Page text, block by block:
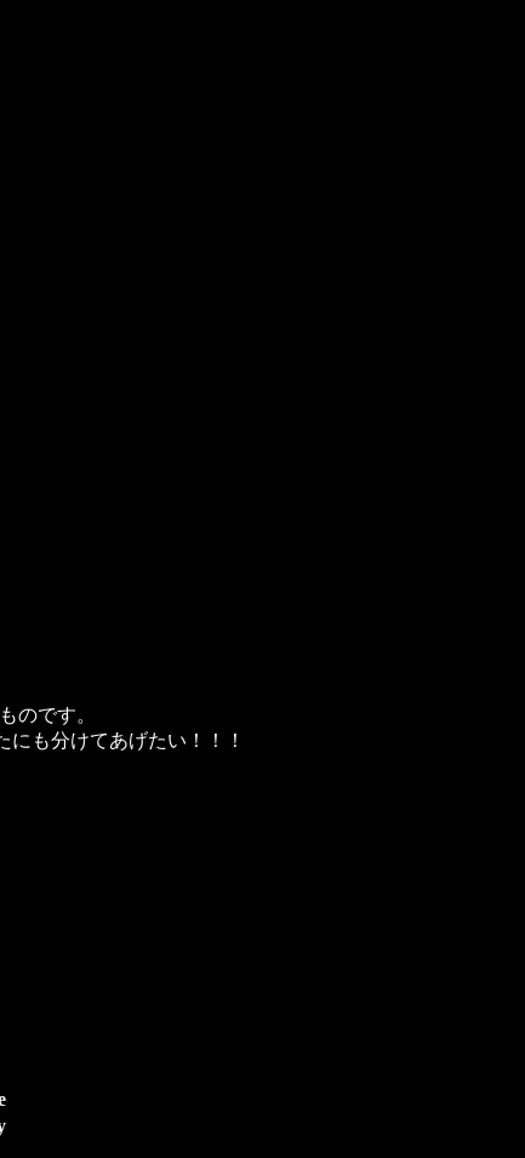
のです。
も分けてあげたい！！！